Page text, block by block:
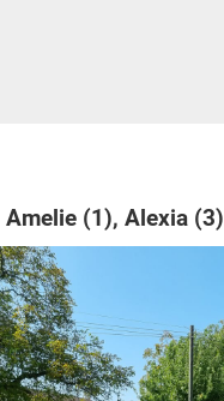
(1), Alexia (3)